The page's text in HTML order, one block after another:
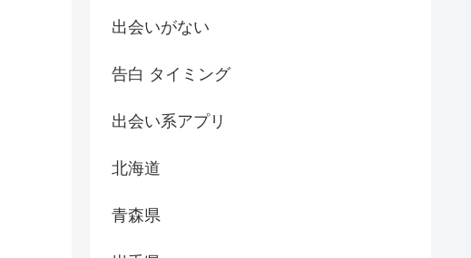
出会いがない
告白 タイミング
出会い系アプリ
北海道
青森県